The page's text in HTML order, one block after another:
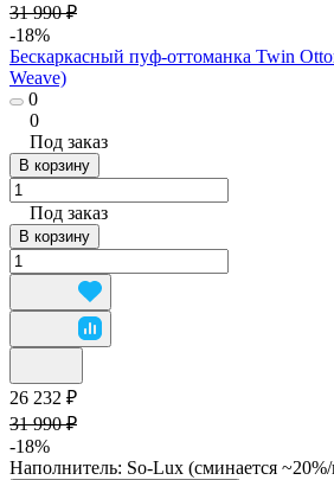
31 990 ₽
-18%
Бескаркасный пуф-оттоманка Twin
Weave)
0
0
Под заказ
В корзину
Под заказ
В корзину
26 232 ₽
31 990 ₽
-18%
Наполнитель: So-Lux (cминается